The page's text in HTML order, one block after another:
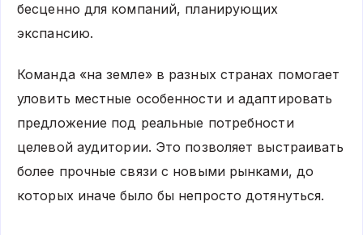
бесценно для компаний, планирующих
экспансию.
Команда «на земле» в разных странах помогает
уловить местные особенности и адаптировать
предложение под реальные потребности
целевой аудитории. Это позволяет выстраивать
более прочные связи с новыми рынками, до
которых иначе было бы непросто дотянуться.